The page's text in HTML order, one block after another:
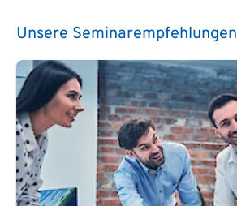
Unsere Seminarempfehlungen